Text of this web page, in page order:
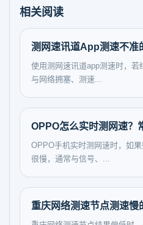
相关阅读
测网速讯道App测速不准
使用测网速讯道app测速时，
与网络拥塞、测速...
OPPO怎么实时测网速？
OPPO手机实时测网速时，如
很慢，通常与信号、...
重庆网络测速节点测速慢